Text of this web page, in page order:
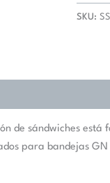
SKU:
de sándwiches
para bandejas